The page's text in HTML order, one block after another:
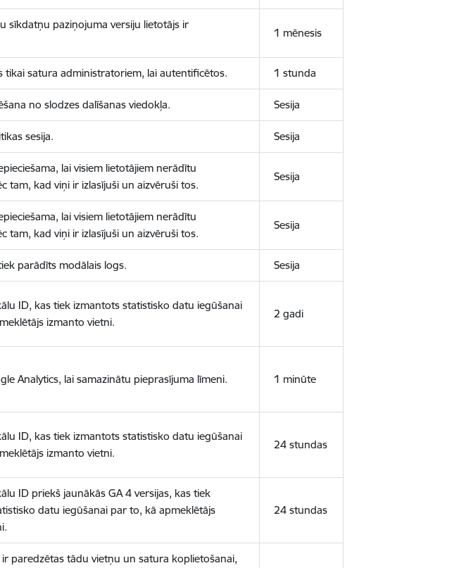
sīkdatņu paziņojuma versiju lietotājs ir
1 mēnesis
tikai satura administratoriem, lai autentificētos. 1 stunda
no slodzes dalīšanas viedokļa. Sesija
sesija. Sesija
lai visiem lietotājiem nerādītu
tam, kad viņi ir izlasījuši un aizvēruši tos.
Sesija
lai visiem lietotājiem nerādītu
tam, kad viņi ir izlasījuši un aizvēruši tos.
Sesija
parādīts modālais logs. Sesija
ID, kas tiek izmantots statistisko datu iegūšanai
izmanto vietni.
2 gadi
Analytics, lai samazinātu pieprasījuma līmeni. 1 minūte
ID, kas tiek izmantots statistisko datu iegūšanai
izmanto vietni.
24 stundas
ID priekš jaunākās GA 4 versijas, kas tiek
datu iegūšanai par to, kā apmeklētājs
24 stundas
ir paredzētas tādu vietņu un satura koplietošanai,